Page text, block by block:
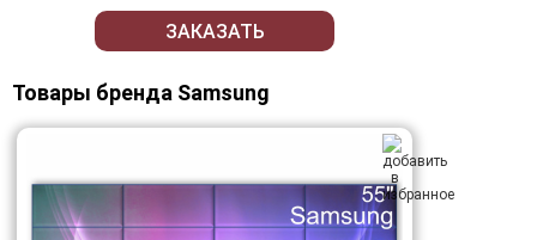
ЗАКАЗАТЬ
Товары бренда Samsung